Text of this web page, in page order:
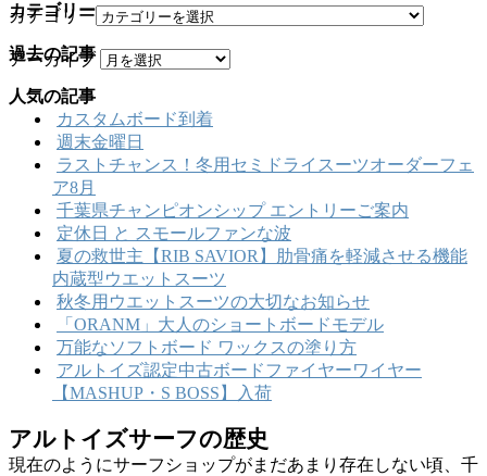
カテゴリー
カテゴリー
過去の記事
アーカイブ
人気の記事
カスタムボード到着
週末金曜日
ラストチャンス！冬用セミドライスーツオーダーフェ
ア8月
千葉県チャンピオンシップ エントリーご案内
定休日 と スモールファンな波
夏の救世主【RIB SAVIOR】肋骨痛を軽減させる機能
内蔵型ウエットスーツ
秋冬用ウエットスーツの大切なお知らせ
「ORANM」大人のショートボードモデル
万能なソフトボード ワックスの塗り方
アルトイズ認定中古ボードファイヤーワイヤー
【MASHUP・S BOSS】入荷
アルトイズサーフの歴史
現在のようにサーフショップがまだあまり存在しない頃、千